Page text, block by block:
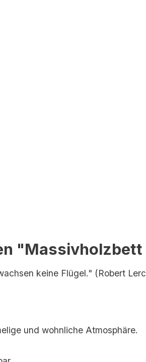
"Massivholzbett
keine Flügel." (Robert
und wohnliche Atmosphäre.